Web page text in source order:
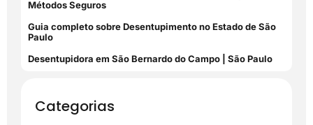
Métodos Seguros
Guia completo sobre Desentupimento no Estado de São
Paulo
Desentupidora em São Bernardo do Campo | São Paulo
Categorias